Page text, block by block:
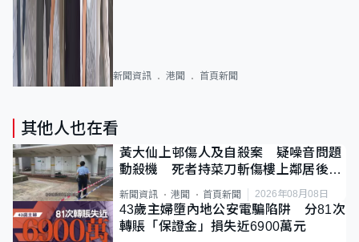
新聞資訊 港聞 首頁新聞
其他人也在看
黃大仙上邨傷人及自殺案 疑噪音問題
動殺機 死者持菜刀斬傷樓上鄰居後墮
斃
新聞資訊 港聞 首頁新聞 2026年08月08日
43歲主婦墮內地公安電騙陷阱 分81次
轉賬「保證金」損失近6900萬元